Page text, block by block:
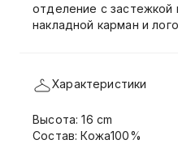
отделение с застежкой
накладной карман и
Характеристики
Высота: 16 cm
Состав: Кожа100%